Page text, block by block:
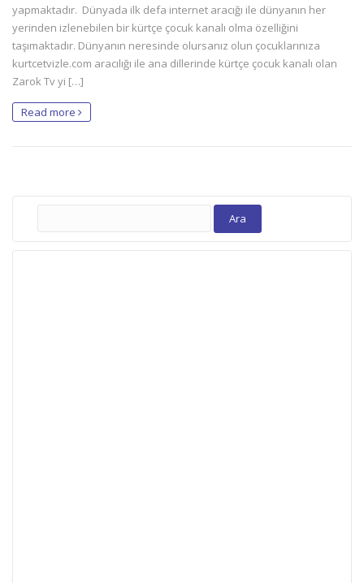
yapmaktadır. Dünyada ilk defa internet aracığı ile dünyanın her
yerinden izlenebilen bir kürtçe çocuk kanalı olma özelliğini
taşımaktadır. Dünyanın neresinde olursanız olun çocuklarınıza
kurtcetvizle.com aracılığı ile ana dillerinde kürtçe çocuk kanalı olan
Zarok Tv yi […]
Read more
Arama: